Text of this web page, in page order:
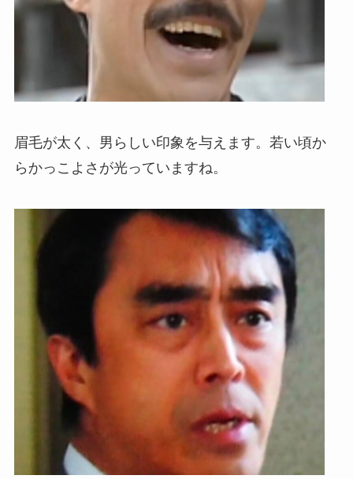
眉毛が太く、男らしい印象を与えます。若い頃か
らかっこよさが光っていますね。